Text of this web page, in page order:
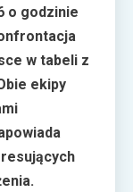
o godzinie
w tabeli z
ekipy